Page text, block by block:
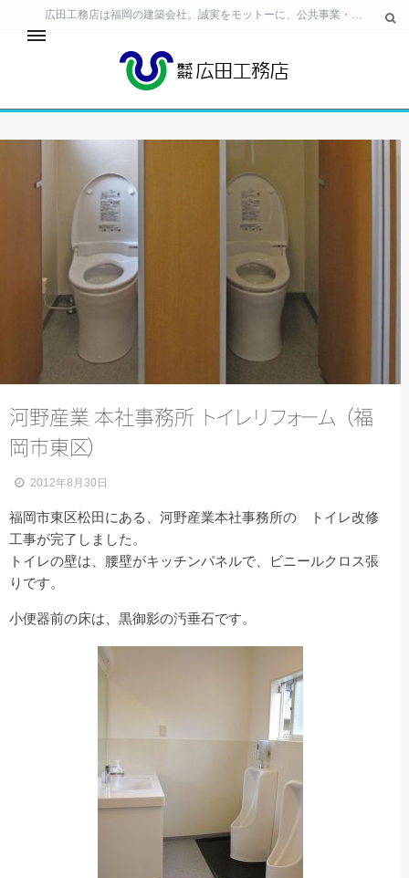
広田工務店は福岡の建築会社。誠実をモットーに、公共事業・民間ビル・住宅の建築 工事から、生活空間の提案・土地活用のご相談まで、幅広いニーズに対応しています。
事業所・工場・テナント
個人住宅
採用情報
河野産業 本社事務所 トイ レリ フォーム（福
岡市東 区）
2012年8月30日
福岡市東区松田にある、河野産業本社事務所の トイレ改修
工事が完了しました。
トイレの壁は、腰壁がキッチンパネルで、ビニールクロス張
りです。
小便器前の床は、黒御影の汚垂石です。